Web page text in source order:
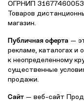
ОГРНИП
Товаров
магазин.
Публичная оферта —
рекламе, каталогах и
к неопределенному
существенные
продажи.
Сайт — веб-сайт